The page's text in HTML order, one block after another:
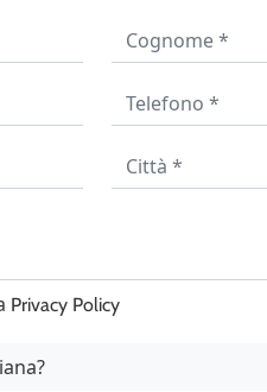
Privacy Policy